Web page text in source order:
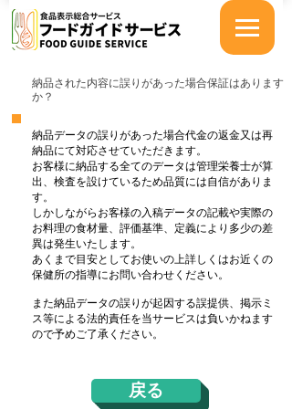
納品された内容に誤りがあった場合保証はあります
か？
納品データの誤りがあった場合代金の返金又は再
納品にて対応させていただきます。
お客様に納品する全てのデータは管理栄養士が算
出、検査を設けているため品質には自信がありま
す。
しかしながら お客様の入稿データの記載や実際の
お料理の食材量、 評価基準、定義により多少の差
異は発生いたします。
あくまで目安としてお使いの上詳しくはお近くの
保健所の指導にお問い合わせください。
また納品データの誤りが起因する誤提供、掲示ミ
ス等による法的責任を当サービスは負いかねます
ので予めご了承ください。
戻る